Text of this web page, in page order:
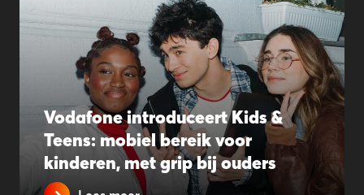
Vodafone introduceert Kids &
Teens: mobiel bereik voor
kinderen, met grip bij ouders